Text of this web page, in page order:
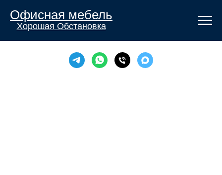
Офисная мебель
Хорошая Обстановка